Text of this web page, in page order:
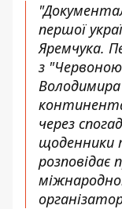
першої
Яремчука.
з
Володимира
через
щоденники